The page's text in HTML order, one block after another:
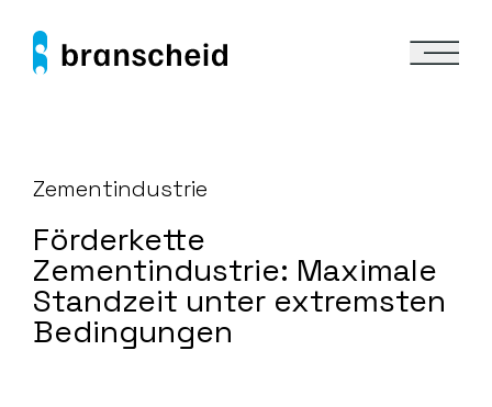
Zementindustrie
Förderkette
Zementindustrie: Maximale
Standzeit unter extremsten
Bedingungen